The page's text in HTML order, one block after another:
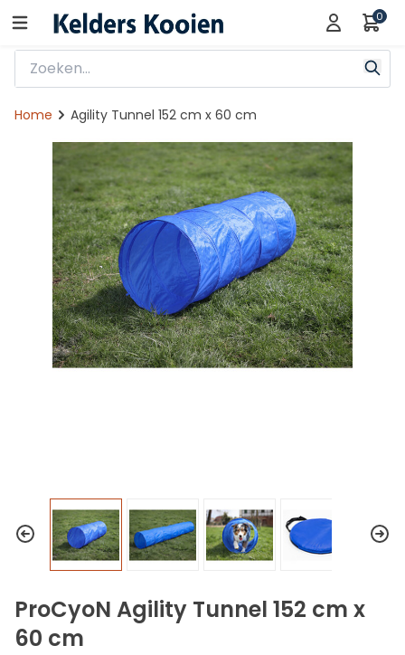
0
Home Agility Tunnel 152 cm x 60 cm
ProCyoN Agility Tunnel 152 cm x
60 cm